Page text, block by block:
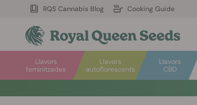
RQS Cannabis Blog Cooking Guide
Llavors
autoflorescents
Llavors
feminitzades
Llavors
CBD